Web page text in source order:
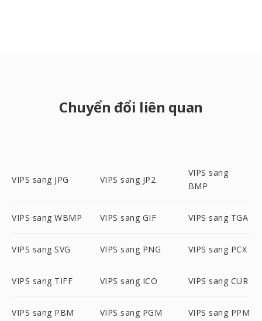
Chuyển đổi liên quan
VIPS sang JPG VIPS sang JP2
VIPS sang
BMP
VIPS sang WBMP VIPS sang GIF VIPS sang TGA
VIPS sang SVG VIPS sang PNG VIPS sang PCX
VIPS sang TIFF VIPS sang ICO VIPS sang CUR
VIPS sang PBM VIPS sang PGM VIPS sang PPM